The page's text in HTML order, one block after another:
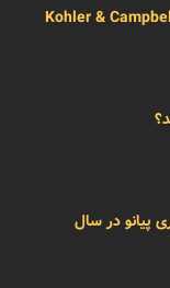
پیانو در سال